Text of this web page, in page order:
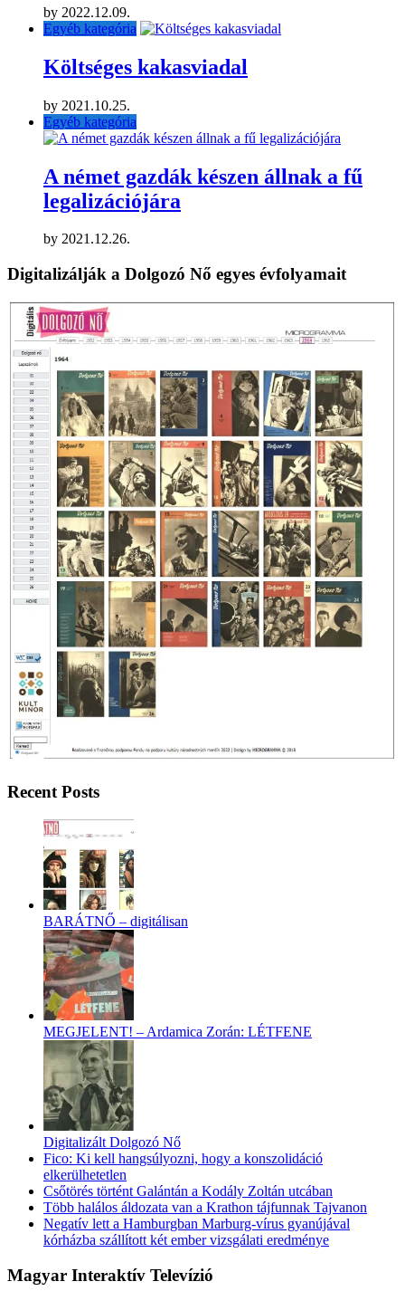
by 2022.12.09.
Egyéb kategória
Költséges kakasviadal
by 2021.10.25.
Egyéb kategória
A német gazdák készen állnak a fű
legalizációjára
by 2021.12.26.
Digitalizálják a Dolgozó Nő egyes évfolyamait
Recent Posts
BARÁTNŐ – digitálisan
MEGJELENT! – Ardamica Zorán: LÉTFENE
Digitalizált Dolgozó Nő
Fico: Ki kell hangsúlyozni, hogy a konszolidáció
elkerülhetetlen
Csőtörés történt Galántán a Kodály Zoltán utcában
Több halálos áldozata van a Krathon tájfunnak Tajvanon
Negatív lett a Hamburgban Marburg-vírus gyanújával
kórházba szállított két ember vizsgálati eredménye
Magyar Interaktív Televízió